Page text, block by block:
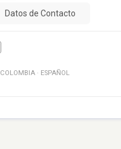
Datos de Contacto
COLOMBIA · ESPAÑOL